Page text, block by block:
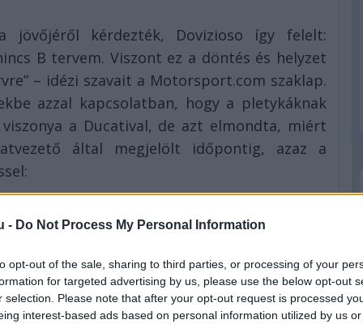
- Do Not Process My Personal Information
opt-out of the sale, sharing to third parties, or processing of your
for targeted advertising by us, please use the below opt-out
selection. Please note that after your opt-out request is processed
interest-based ads based on personal information utilized by us
kérdezték, Dovizioso így felelt:
B tervem. Viszont ez a döntés és helyzet
– idézi szavait a Motorsport.com szaklap.
azzal kapcsolatban, hogy a pletykáknak
a Ducatival, de azt elmondta, miért
által megjelölt időpontig, azaz a
volt most meghozni ezt a döntést és inkább
versenyt megvárni vele. Ausztriában
elég jó tempót is mutattunk eddig, ezért
a versenyekből. Helyes volt, hogy most
a hangulat a csapaton belül, és igazán a